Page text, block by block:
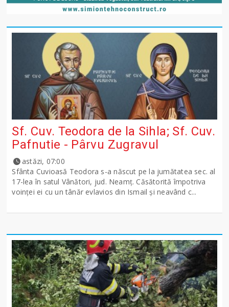
Sf. Cuv. Teodora de la Sihla; Sf. Cuv.
Pafnutie - Pârvu Zugravul
astăzi, 07:00
Sfânta Cuvioasă Teodora s-a născut pe la jumătatea sec. al
17-lea în satul Vânători, jud. Neamţ. Căsătorită împotriva
voinţei ei cu un tânăr evlavios din Ismail şi neavând c...